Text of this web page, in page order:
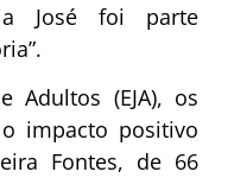
José foi parte
Adultos (EJA), os
impacto positivo
Fontes, de 66